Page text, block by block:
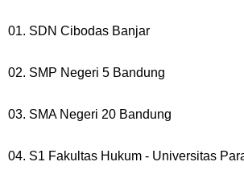
01. SDN Cibodas Banjar
02. SMP Negeri 5 Bandung
03. SMA Negeri 20 Bandung
04. S1 Fakultas Hukum - Universitas